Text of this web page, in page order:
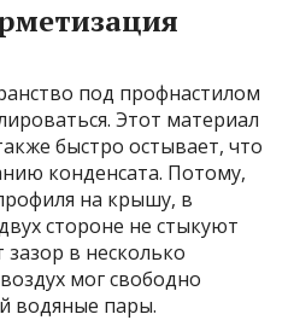
под профнастилом
Этот материал
быстро остывает, что
конденсата. Потому,
на крышу, в
стороне не стыкуют
в несколько
мог свободно
водяные пары.